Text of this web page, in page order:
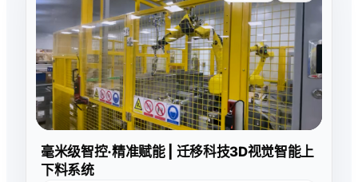
毫米级智控·精准赋能 | 迁移科技3D视觉智能上
下料系统